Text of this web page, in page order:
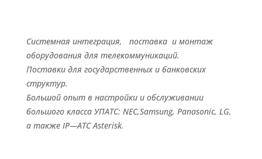
Cистемная интеграция, поставка и монтаж
оборудования для телекоммуникаций.
Поставки для государственных и банковских
структур.
Большой опыт в настройки и обслуживании
большого класса УПАТС: NEC,Samsung, Panasonic, LG,
а также IP—ATCAsterisk.